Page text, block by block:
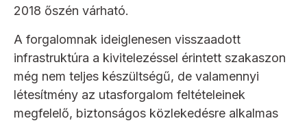
2018 őszén várható.
A forgalomnak ideiglenesen visszaadott
infrastruktúra a kivitelezéssel érintett szakaszon
még nem teljes készültségű, de valamennyi
létesítmény az utasforgalom feltételeinek
megfelelő, biztonságos közlekedésre alkalmas